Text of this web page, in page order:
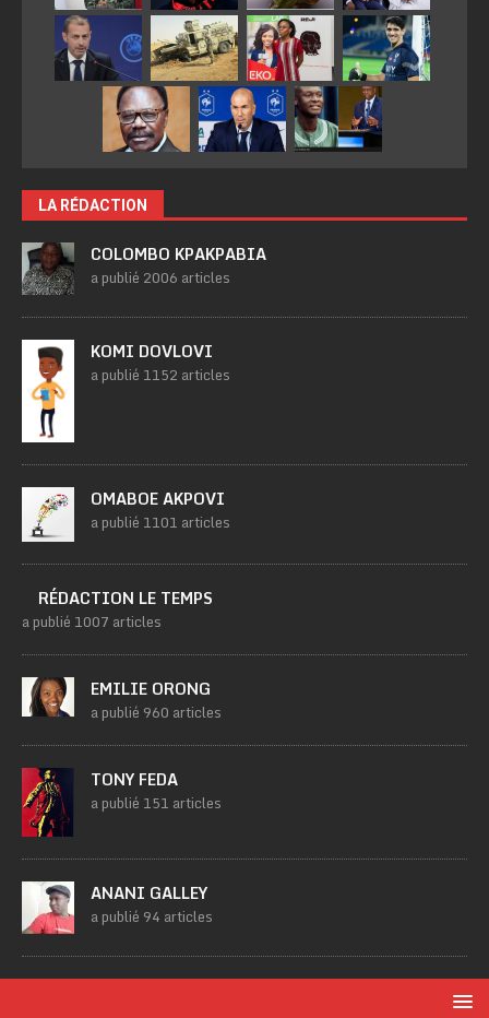
LA RÉDACTION
COLOMBO KPAKPABIA
a publié 2006 articles
KOMI DOVLOVI
a publié 1152 articles
OMABOE AKPOVI
a publié 1101 articles
RÉDACTION LE TEMPS
a publié 1007 articles
EMILIE ORONG
a publié 960 articles
TONY FEDA
a publié 151 articles
ANANI GALLEY
a publié 94 articles